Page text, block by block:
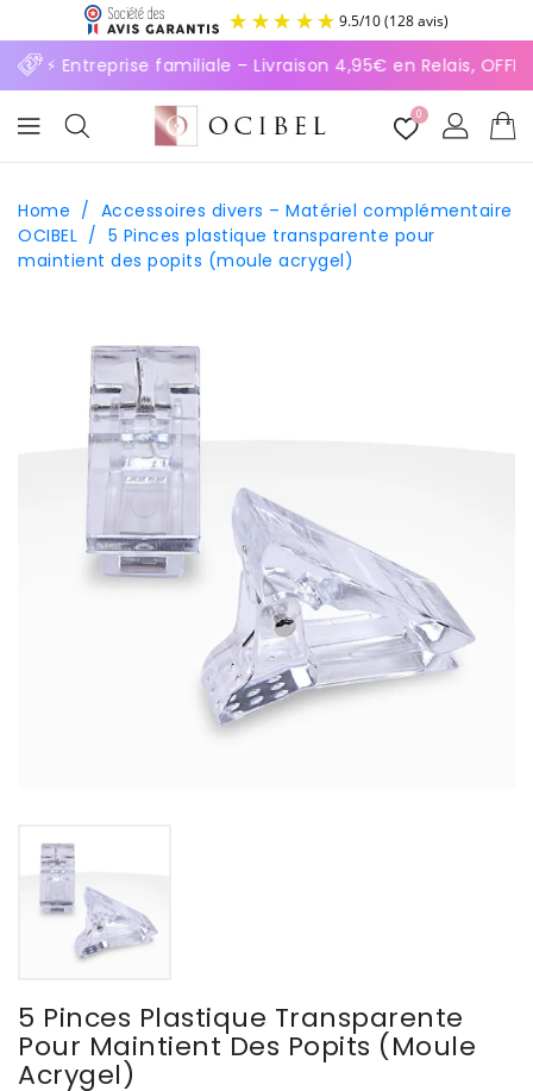
9.5/10
⚡ Entreprise familiale – Livraison 4,95€ en Relais,
0
Home / Accessoires divers – Matériel complémentaire
OCIBEL / 5 Pinces plastique transparente pour
maintient des popits (moule acrygel)
5 Pinces Plastique Transparente
Pour Maintient Des Popits (moule
Acrygel)